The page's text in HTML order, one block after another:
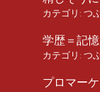
カテゴリ: つ
学歴＝記
カテゴリ: つ
プロマー